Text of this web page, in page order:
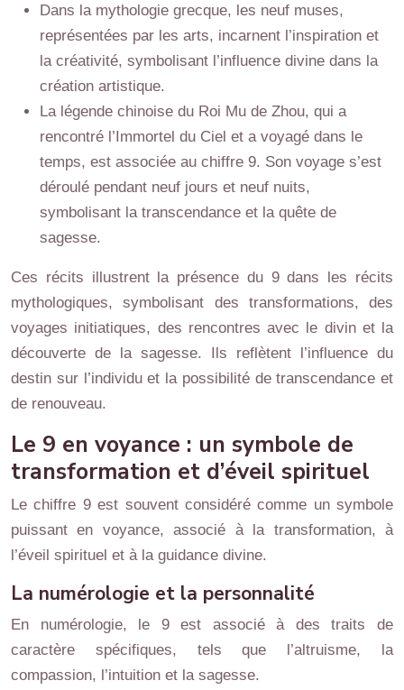
Dans la mythologie grecque, les neuf muses,
représentées par les arts, incarnent l’inspiration et
la créativité, symbolisant l’influence divine dans la
création artistique.
La légende chinoise du Roi Mu de Zhou, qui a
rencontré l’Immortel du Ciel et a voyagé dans le
temps, est associée au chiffre 9. Son voyage s’est
déroulé pendant neuf jours et neuf nuits,
symbolisant la transcendance et la quête de
sagesse.
Ces récits illustrent la présence du 9 dans les récits
mythologiques, symbolisant des transformations, des
voyages initiatiques, des rencontres avec le divin et la
découverte de la sagesse. Ils reflètent l’influence du
destin sur l’individu et la possibilité de transcendance et
de renouveau.
Le 9 en voyance : un symbole de
transformation et d’éveil spirituel
Le chiffre 9 est souvent considéré comme un symbole
puissant en voyance, associé à la transformation, à
l’éveil spirituel et à la guidance divine.
La numérologie et la personnalité
En numérologie, le 9 est associé à des traits de
caractère spécifiques, tels que l’altruisme, la
compassion, l’intuition et la sagesse.